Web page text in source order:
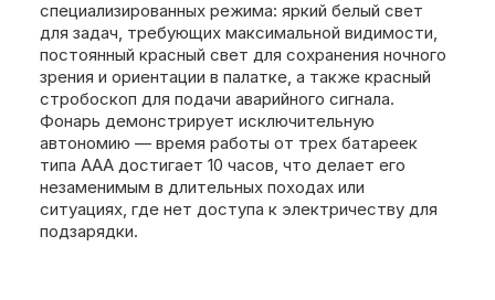
специализированных режима: яркий белый свет
для задач, требующих максимальной видимости,
постоянный красный свет для сохранения ночного
зрения и ориентации в палатке, а также красный
стробоскоп для подачи аварийного сигнала.
Фонарь демонстрирует исключительную
автономию — время работы от трех батареек
типа ААА достигает 10 часов, что делает его
незаменимым в длительных походах или
ситуациях, где нет доступа к электричеству для
подзарядки.